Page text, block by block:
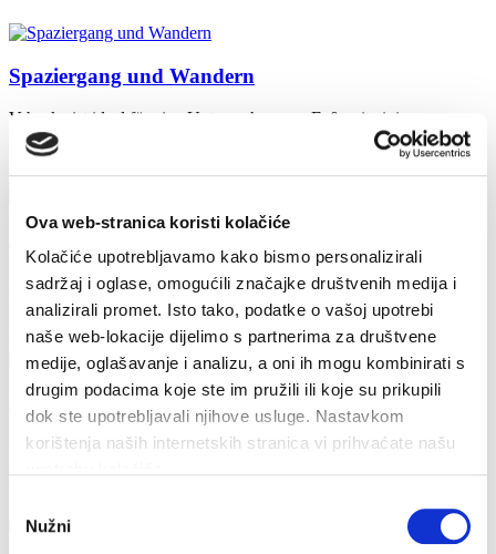
Ova web-stranica koristi kolačiće
Kolačiće upotrebljavamo kako bismo personalizirali
sadržaj i oglase, omogućili značajke društvenih medija i
analizirali promet. Isto tako, podatke o vašoj upotrebi
naše web-lokacije dijelimo s partnerima za društvene
medije, oglašavanje i analizu, a oni ih mogu kombinirati s
drugim podacima koje ste im pružili ili koje su prikupili
dok ste upotrebljavali njihove usluge. Nastavkom
korištenja naših internetskih stranica vi prihvaćate našu
pristanka
Nužni
Spaziergang und Wandern
Vrboska ist ideal für eine Untersuchung zu Fuß, mit einigen
wunderschönen Spaziergängen und Wandern, was von der...
Weiterlesen
Aus Hvar steigen wir auf der Asphaltstraße in Richtung Brusje und
weiter zum Aussichtspunkt auf. 300 Meter nach dem...
Weiterlesen
Fahrradwege 2
Aus Stari Grad steigen wir auf der alte Straße bis zu Selca, und dann